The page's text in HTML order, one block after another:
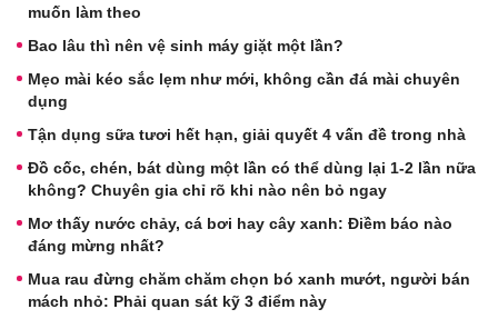
muốn làm theo
Bao lâu thì nên vệ sinh máy giặt một lần?
Mẹo mài kéo sắc lẹm như mới, không cần đá mài chuyên
dụng
Tận dụng sữa tươi hết hạn, giải quyết 4 vấn đề trong nhà
Đồ cốc, chén, bát dùng một lần có thể dùng lại 1-2 lần nữa
không? Chuyên gia chỉ rõ khi nào nên bỏ ngay
Mơ thấy nước chảy, cá bơi hay cây xanh: Điềm báo nào
đáng mừng nhất?
Mua rau đừng chăm chăm chọn bó xanh mướt, người bán
mách nhỏ: Phải quan sát kỹ 3 điểm này